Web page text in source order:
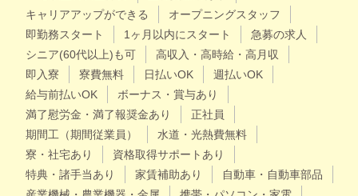
キャリアアップができる
オープニングスタッフ
即勤務スタート
1ヶ月以内にスタート
急募の求人
シニア(60代以上)も可
高収入・高時給・高月収
即入寮
寮費無料 日払いOK
週払いOK
給与前払いOK
ボーナス・賞与あり
満了慰労金・満了報奨金あり
正社員
期間工（期間従業員）
水道・光熱費無料
寮・社宅あり
資格取得サポートあり
特典・諸手当あり
家賃補助あり
自動車・自動車部品